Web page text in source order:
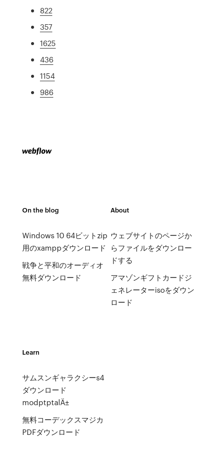
822
357
1625
436
1154
986
On the blog
Windows 10 64ビットzip
用のxamppダウンロード
戦争と平和のオーディオ
無料ダウンロード
About
ウェブサイトのページか
らファイルをダウンロー
ドする
アマゾンギフトカードジ
ェネレーターisoをダウン
ロード
Learn
サムスンギャラクシーs4
ダウンロード
modptptalÄ±
無料コーデックスマジカ
PDFダウンロード